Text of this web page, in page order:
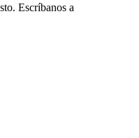
Escríbanos a